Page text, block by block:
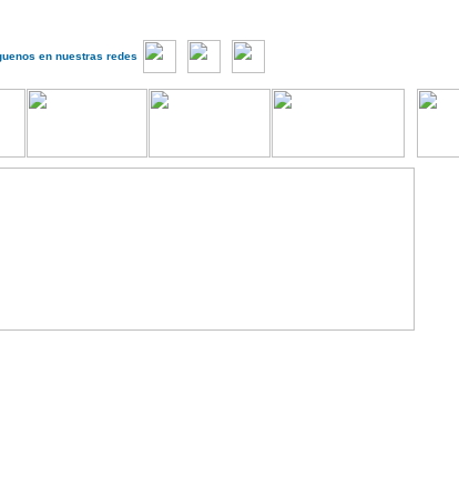
en nuestras redes